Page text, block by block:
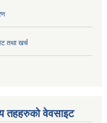
तथा खर्च
तहहरुको वेवसाइट